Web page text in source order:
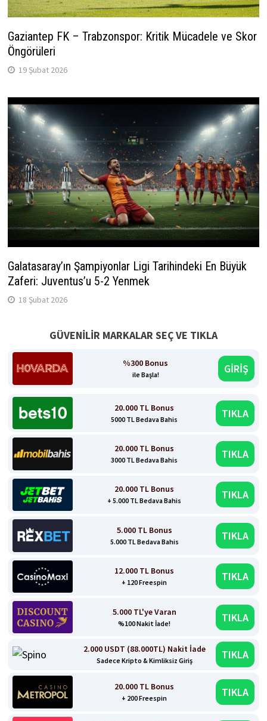
Gaziantep FK – Trabzonspor: Kritik Mücadele ve Skor
Öngörüleri
19 Şubat 2026
Galatasaray’ın Şampiyonlar Ligi Tarihindeki En Büyük
Zaferi: Juventus’u 5-2 Yenmek
18 Şubat 2026
GÜVENİLİR MARKALAR SEÇ VE TIKLA
%300 Bonus
ile Başla! GİRİŞ
20.000 TL Bonus
5000 TL Bedava Bahis TIKLA
20.000 TL Bonus
3000 TL Bedava Bahis TIKLA
20.000 TL Bonus
+ 5.000 TL Bedava Bahis TIKLA
5.000 TL Bonus
5.000 TL Bedava Bahis TIKLA
12.000 TL Bonus
+ 120 Freespin TIKLA
5.000 TL'ye Varan
%100 Nakit İade! TIKLA
2.000 USDT (88.000TL) Nakit İade
Sadece Kripto & Kimliksiz Giriş TIKLA
20.000 TL Bonus
+ 200 Freespin TIKLA